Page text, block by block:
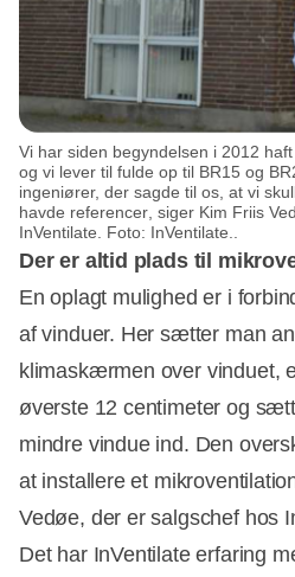
Vi har siden begyndelsen i 2012
og vi lever til fulde op til BR15 og
ingeniører, der sagde til os, at vi
havde referencer, siger Kim Friis
InVentilate. Foto: InVentilate..
Der er altid plads til
En oplagt mulighed er i
af vinduer. Her sætter man
klimaskærmen over vinduet,
øverste 12 centimeter og
mindre vindue ind. Den
at installere et
Vedøe, der er salgschef hos
Det har InVentilate erfaring